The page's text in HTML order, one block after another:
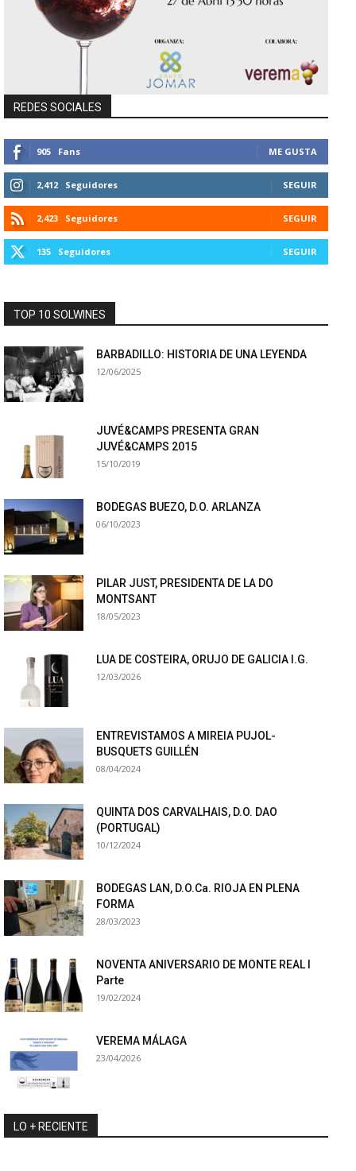
REDES SOCIALES
905 Fans ME GUSTA
2,412 Seguidores SEGUIR
2,423 Seguidores SEGUIR
135 Seguidores SEGUIR
TOP 10 SOLWINES
BARBADILLO: HISTORIA DE UNA LEYENDA
12/06/2025
JUVÉ&CAMPS PRESENTA GRAN
JUVÉ&CAMPS 2015
15/10/2019
BODEGAS BUEZO, D.O. ARLANZA
06/10/2023
PILAR JUST, PRESIDENTA DE LA DO
MONTSANT
18/05/2023
LUA DE COSTEIRA, ORUJO DE GALICIA I.G.
12/03/2026
ENTREVISTAMOS A MIREIA PUJOL-
BUSQUETS GUILLÉN
08/04/2024
QUINTA DOS CARVALHAIS, D.O. DAO
(PORTUGAL)
10/12/2024
BODEGAS LAN, D.O.Ca. RIOJA EN PLENA
FORMA
28/03/2023
NOVENTA ANIVERSARIO DE MONTE REAL I
Parte
19/02/2024
VEREMA MÁLAGA
23/04/2026
LO + RECIENTE